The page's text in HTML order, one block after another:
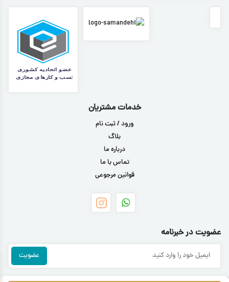
خدمات مشتریان
ورود / ثبت نام
بلاگ
درباره ما
تماس با ما
قوانین مرجوعی
عضویت در خبرنامه